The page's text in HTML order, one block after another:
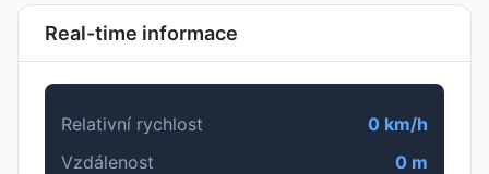
Real-time informace
Relativní rychlost
0 km/h
Vzdálenost
0 m